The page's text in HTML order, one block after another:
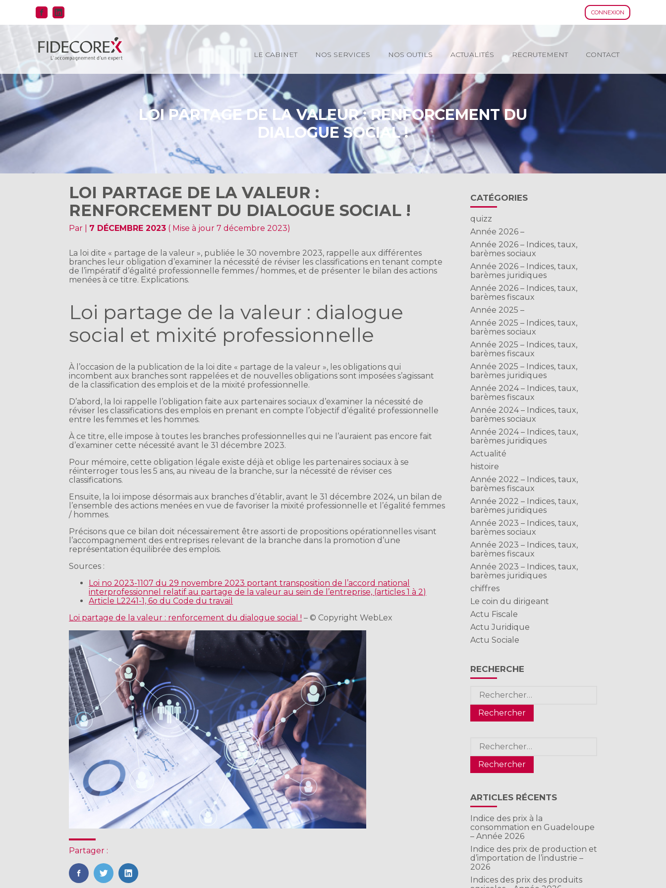
CONNEXION
au
contenu
Principal
LE CABINET NOS SERVICES NOS OUTILS ACTUALITÉS RECRUTEMENT CONTACT
LOI PARTAGE DE LA VALEUR : RENFORCEMENT DU
DIALOGUE SOCIAL !
LOI PARTAGE DE LA VALEUR :
RENFORCEMENT DU DIALOGUE SOCIAL !
Par 7 DÉCEMBRE 2023 ( Mise à jour 7 décembre 2023)
La loi dite « partage de la valeur », publiée le 30 novembre 2023, rappelle aux différentes
branches leur obligation d’examiner la nécessité de réviser les classifications en tenant compte
de l’impératif d’égalité professionnelle femmes / hommes, et de présenter le bilan des actions
menées à ce titre. Explications.
Loi partage de la valeur : dialogue
social et mixité professionnelle
À l’occasion de la publication de la loi dite « partage de la valeur », les obligations qui
incombent aux branches sont rappelées et de nouvelles obligations sont imposées s’agissant
de la classification des emplois et de la mixité professionnelle.
D’abord, la loi rappelle l’obligation faite aux partenaires sociaux d’examiner la nécessité de
réviser les classifications des emplois en prenant en compte l’objectif d’égalité professionnelle
entre les femmes et les hommes.
À ce titre, elle impose à toutes les branches professionnelles qui ne l’auraient pas encore fait
d’examiner cette nécessité avant le 31 décembre 2023.
Pour mémoire, cette obligation légale existe déjà et oblige les partenaires sociaux à se
réinterroger tous les 5 ans, au niveau de la branche, sur la nécessité de réviser ces
classifications.
Ensuite, la loi impose désormais aux branches d’établir, avant le 31 décembre 2024, un bilan de
l’ensemble des actions menées en vue de favoriser la mixité professionnelle et l’égalité femmes
/ hommes.
Précisons que ce bilan doit nécessairement être assorti de propositions opérationnelles visant
l’accompagnement des entreprises relevant de la branche dans la promotion d’une
représentation équilibrée des emplois.
Sources :
Loi no 2023-1107 du 29 novembre 2023 portant transposition de l’accord national
interprofessionnel relatif au partage de la valeur au sein de l’entreprise, (articles 1 à 2)
Article L2241-1, 6o du Code du travail
Loi partage de la valeur : renforcement du dialogue social ! – © Copyright WebLex
Partager :
FaceBook
TwitterLinkedIn
Blog
sidebar
CATÉGORIES
quizz
Année 2026 –
Année 2026 – Indices, taux,
barèmes sociaux
Année 2026 – Indices, taux,
barèmes juridiques
Année 2026 – Indices, taux,
barèmes fiscaux
Année 2025 –
Année 2025 – Indices, taux,
barèmes sociaux
Année 2025 – Indices, taux,
barèmes fiscaux
Année 2025 – Indices, taux,
barèmes juridiques
Année 2024 – Indices, taux,
barèmes fiscaux
Année 2024 – Indices, taux,
barèmes sociaux
Année 2024 – Indices, taux,
barèmes juridiques
Actualité
histoire
Année 2022 – Indices, taux,
barèmes fiscaux
Année 2022 – Indices, taux,
barèmes juridiques
Année 2023 – Indices, taux,
barèmes sociaux
Année 2023 – Indices, taux,
barèmes fiscaux
Année 2023 – Indices, taux,
barèmes juridiques
chiffres
Le coin du dirigeant
Actu Fiscale
Actu Juridique
Actu Sociale
RECHERCHE
Rechercher :
Rechercher :
ARTICLES RÉCENTS
Indice des prix à la
consommation en Guadeloupe
– Année 2026
Indice des prix de production et
d’importation de l’industrie –
2026
Indices des prix des produits